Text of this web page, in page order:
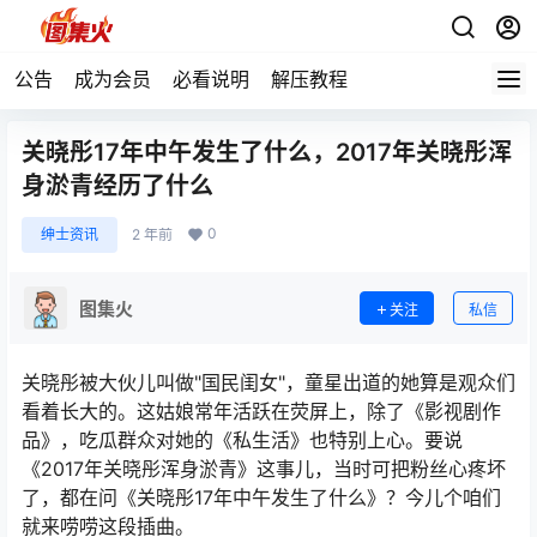
公告 成为会员 必看说明 解压教程
关晓彤17年中午发生了什么，2017年关晓彤浑
身淤青经历了什么
绅士资讯 2 年前 0
图集火 关注 私信
关晓彤被大伙儿叫做"国民闺女"，童星出道的她算是观众们
看着长大的。这姑娘常年活跃在荧屏上，除了《影视剧作
品》，吃瓜群众对她的《私生活》也特别上心。要说
《2017年关晓彤浑身淤青》这事儿，当时可把粉丝心疼坏
了，都在问《关晓彤17年中午发生了什么》？今儿个咱们
就来唠唠这段插曲。